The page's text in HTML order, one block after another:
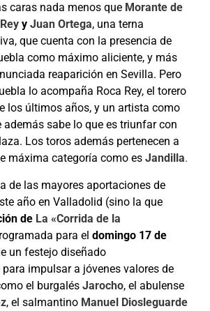
caras nada menos que Morante de
y Juan Ortega, una terna
que cuenta con la presencia de
como máximo aliciente, y más
reaparición en Sevilla. Pero
lo acompaña Roca Rey, el torero
los últimos años, y un artista como
además sabe lo que es triunfar con
Los toros además pertenecen a
máxima categoría como es Jandilla.
de las mayores aportaciones de
año en Valladolid (sino la que
de La «Corrida de la
para el domingo 17 de
un festejo diseñado
impulsar a jóvenes valores de
el burgalés Jarocho, el abulense
, el salmantino Manuel Diosleguarde